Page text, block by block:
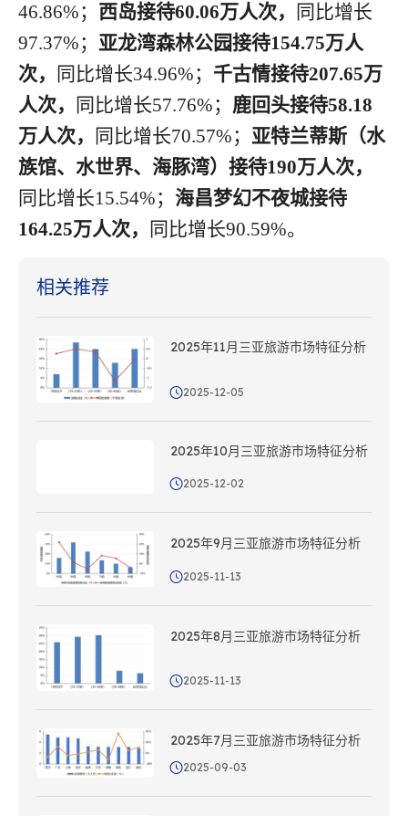
46.86%； 西岛接待60.06万人次，
同比增长
97.37%； 亚龙湾森林公园接待154.75万人
次，
同比增长34.96%； 千古情接待207.65万
人次，
同比增长57.76%； 鹿回头接待58.18
万人次，
同比增长70.57%； 亚特兰蒂斯（水
族馆、水世界、海豚湾）接待190万人次，
同比增长15.54%； 海昌梦幻不夜城接待
164.25万人次，
同比增长90.59%。
相关推荐
2025年11月三亚旅游市场特征分析
2025-12-05
2025年10月三亚旅游市场特征分析
2025-12-02
2025年9月三亚旅游市场特征分析
2025-11-13
2025年8月三亚旅游市场特征分析
2025-11-13
2025年7月三亚旅游市场特征分析
2025-09-03